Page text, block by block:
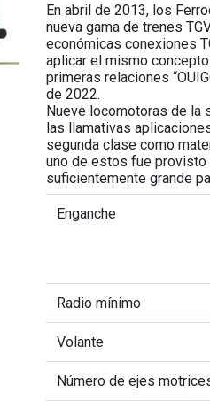
En abril de 2013, los
nueva gama de trenes
económicas conexiones
aplicar el mismo
primeras relaciones
de 2022.
Nueve locomotoras de la
las llamativas
segunda clase como
uno de estos fue provisto
suficientemente grande
Enganche
Radio mínimo
Volante
Número de ejes